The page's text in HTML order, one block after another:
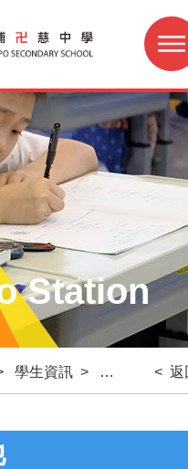
Station
學生資訊 > 自學資源及
< 返